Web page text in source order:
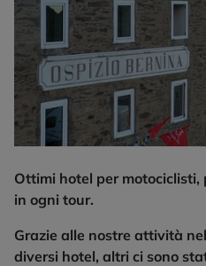
Ottimi hotel per
in ogni tour.
Grazie alle nostre attività
diversi hotel, altri ci sono